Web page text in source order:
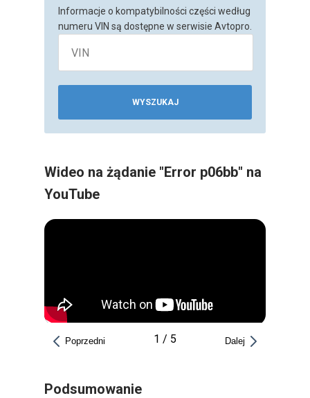
Informacje o kompatybilności części według
numeru VIN są dostępne w serwisie Avtopro.
WYSZUKAJ
Wideo na żądanie "Error p06bb" na
YouTube
Poprzedni 1 / 5 Dalej
Podsumowanie